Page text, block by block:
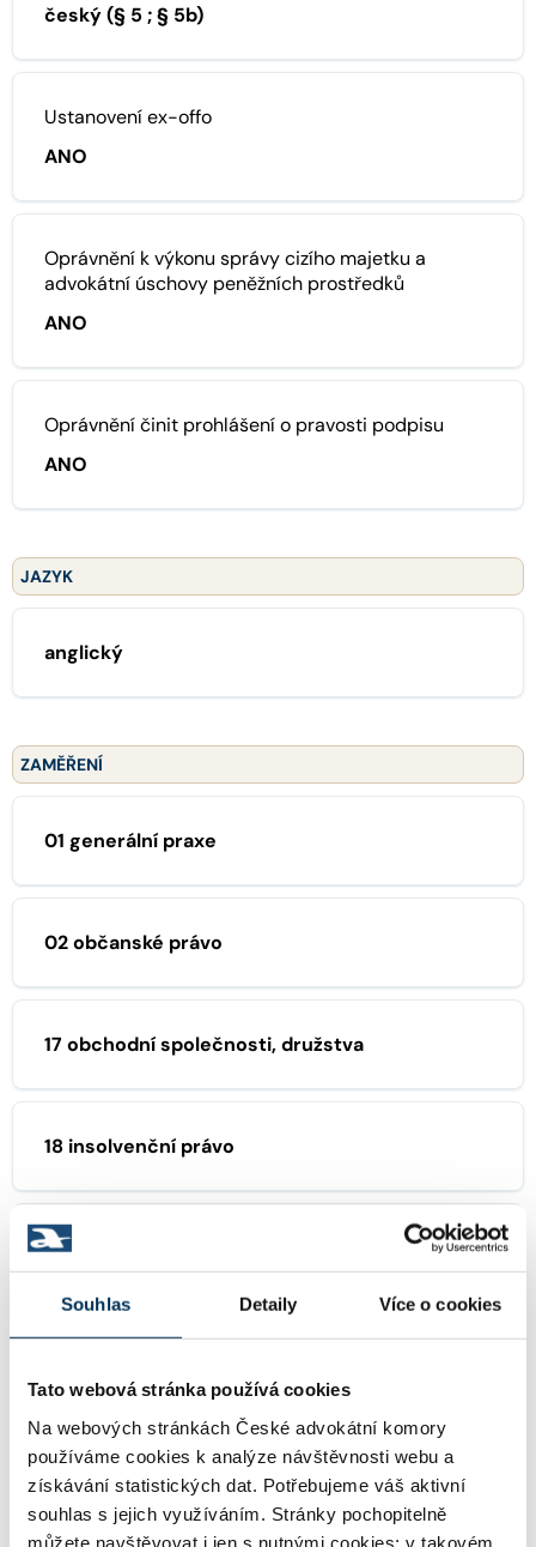
Souhlas Detaily Více o cookies
Tato webová stránka používá cookies
Na webových stránkách České advokátní komory
používáme cookies k analýze návštěvnosti webu a
získávání statistických dat. Potřebujeme váš aktivní
souhlas s jejich využíváním. Stránky pochopitelně
můžete navštěvovat i jen s nutnými cookies; v takovém
český (§ 5 ; § 5b)
Ustanovení ex-offo
ANO
Oprávnění k výkonu správy cizího majetku a
advokátní úschovy peněžních prostředků
ANO
Oprávnění činit prohlášení o pravosti podpisu
ANO
JAZYK
anglický
ZAMĚŘENÍ
01 generální praxe
02 občanské právo
17 obchodní společnosti, družstva
18 insolvenční právo
29 trestní právo
38 pracovní právo